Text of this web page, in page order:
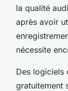
la qualité
après avoir
nécessite
Des logiciels
gratuitement